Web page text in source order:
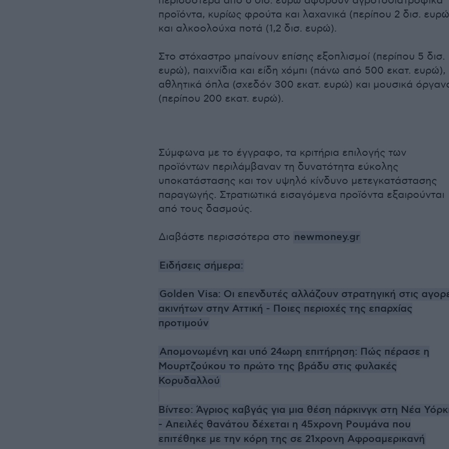
προϊόντα, κυρίως φρούτα και λαχανικά (περίπου 2 δισ.
και αλκοολούχα ποτά (1,2 δισ. ευρώ).
Στο στόχαστρο μπαίνουν επίσης εξοπλισμοί (περίπου 5 δισ.
ευρώ), παιχνίδια και είδη χόμπι (πάνω από 500 εκατ. ευρώ),
αθλητικά όπλα (σχεδόν 300 εκατ. ευρώ) και μουσικά
(περίπου 200 εκατ. ευρώ).
Σύμφωνα με το έγγραφο, τα κριτήρια επιλογής των
προϊόντων περιλάμβαναν τη δυνατότητα εύκολης
υποκατάστασης και τον υψηλό κίνδυνο μετεγκατάστασης
παραγωγής. Στρατιωτικά εισαγόμενα προϊόντα εξαιρούνται
από τους δασμούς.
Διαβάστε περισσότερα στο newmoney.gr
Ειδήσεις σήμερα:
Golden Visa: Οι επενδυτές αλλάζουν στρατηγική στις
ακινήτων στην Αττική - Ποιες περιοχές της επαρχίας
προτιμούν
Απομονωμένη και υπό 24ωρη επιτήρηση: Πώς πέρασε η
Μουρτζούκου το πρώτο της βράδυ στις φυλακές
Κορυδαλλού
Βίντεο: Άγριος καβγάς για μια θέση πάρκινγκ στη Νέα
- Απειλές θανάτου δέχεται η 45χρονη Ρουμάνα που
επιτέθηκε με την κόρη της σε 21χρονη Αφροαμερικανή